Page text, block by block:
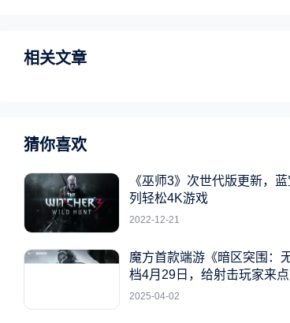
相关文章
猜你喜欢
《巫师3》次世代版更新，
列轻松4K游戏
2022-12-21
魔方首款端游《暗区突围：
档4月29日，给射击玩家来
2025-04-02